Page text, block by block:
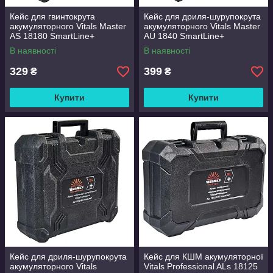
Кейс для гвинтокрута
акумуляторного Vitals Master
AS 18180 SmartLine+
В наявності
329 ₴
Купити
Кейс для дриля-шурупокрута
акумуляторного Vitals Master
AU 1840 SmartLine+
В наявності
399 ₴
Купити
Кейс для дриля-шурупокрута
акумуляторного Vitals
Кейс для КШМ акумуляторної
Vitals Professional ALs 18125